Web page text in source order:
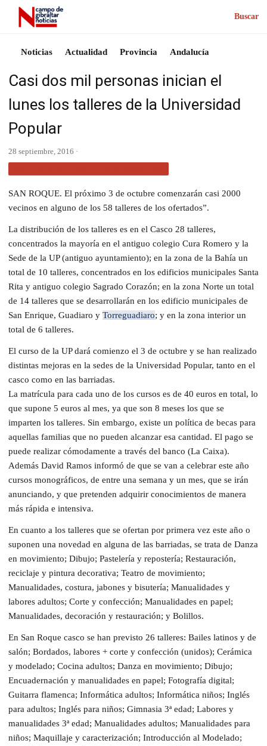
Buscar
Noticias Actualidad Provincia Andalucía
Casi dos mil personas inician el
lunes los talleres de la Universidad
Popular
28 septiembre, 2016 ·
SAN ROQUE. El próximo 3 de octubre comenzarán casi 2000
vecinos en alguno de los 58 talleres de los ofertados”.
La distribución de los talleres es en el Casco 28 talleres,
concentrados la mayoría en el antiguo colegio Cura Romero y la
Sede de la UP (antiguo ayuntamiento); en la zona de la Bahía un
total de 10 talleres, concentrados en los edificios municipales Santa
Rita y antiguo colegio Sagrado Corazón; en la zona Norte un total
de 14 talleres que se desarrollarán en los edificio municipales de
San Enrique, Guadiaro y Torreguadiaro; y en la zona interior un
total de 6 talleres.
El curso de la UP dará comienzo el 3 de octubre y se han realizado
distintas mejoras en la sedes de la Universidad Popular, tanto en el
casco como en las barriadas.
La matrícula para cada uno de los cursos es de 40 euros en total, lo
que supone 5 euros al mes, ya que son 8 meses los que se
imparten los talleres. Sin embargo, existe un política de becas para
aquellas familias que no pueden alcanzar esa cantidad. El pago se
puede realizar cómodamente a través del banco (La Caixa).
Además David Ramos informó de que se van a celebrar este año
cursos monográficos, de entre una semana y un mes, que se irán
anunciando, y que pretenden adquirir conocimientos de manera
más rápida e intensiva.
En cuanto a los talleres que se ofertan por primera vez este año o
suponen una novedad en alguna de las barriadas, se trata de Danza
en movimiento; Dibujo; Pastelería y repostería; Restauración,
reciclaje y pintura decorativa; Teatro de movimiento;
Manualidades, costura, jabones y bisutería; Manualidades y
labores adultos; Corte y confección; Manualidades en papel;
Manualidades, decoración y restauración; y Bolillos.
En San Roque casco se han previsto 26 talleres: Bailes latinos y de
salón; Bordados, labores + corte y confección (unidos); Cerámica
y modelado; Cocina adultos; Danza en movimiento; Dibujo;
Encuadernación y manualidades en papel; Fotografía digital;
Guitarra flamenca; Informática adultos; Informática niños; Inglés
para adultos; Inglés para niños; Gimnasia 3ª edad; Labores y
manualidades 3ª edad; Manualidades adultos; Manualidades para
niños; Maquillaje y caracterización; Introducción al Modelado;